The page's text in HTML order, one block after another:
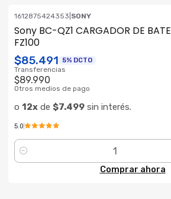
1612875424353 SONY
Sony BC-QZ1 CARGADOR DE
FZ100
$85.491 5% DCTO
Transferencias
$89.990
Otros medios de pago
o 12xde $7.499sin interés.
5.0
Cantidad
Comprar ahora